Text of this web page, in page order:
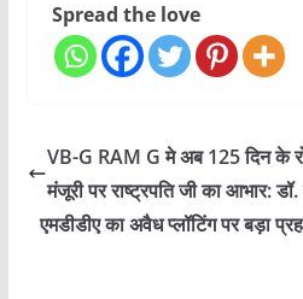
Spread the love
VB-G RAM G मे अब 125 दिन के
मंजूरी पर राष्ट्रपति जी का आभार:
एमडीडीए का अवैध प्लॉटिंग पर बड़ा